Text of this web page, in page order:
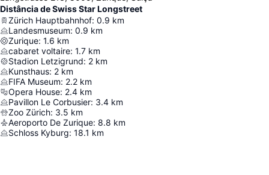
Distância de Swiss Star Longstreet
Zürich Hauptbahnhof: 0.9 km
Landesmuseum: 0.9 km
Zurique: 1.6 km
cabaret voltaire: 1.7 km
Stadion Letzigrund: 2 km
Kunsthaus: 2 km
FIFA Museum: 2.2 km
Opera House: 2.4 km
Pavillon Le Corbusier: 3.4 km
Zoo Zürich: 3.5 km
Aeroporto De Zurique: 8.8 km
Schloss Kyburg: 18.1 km